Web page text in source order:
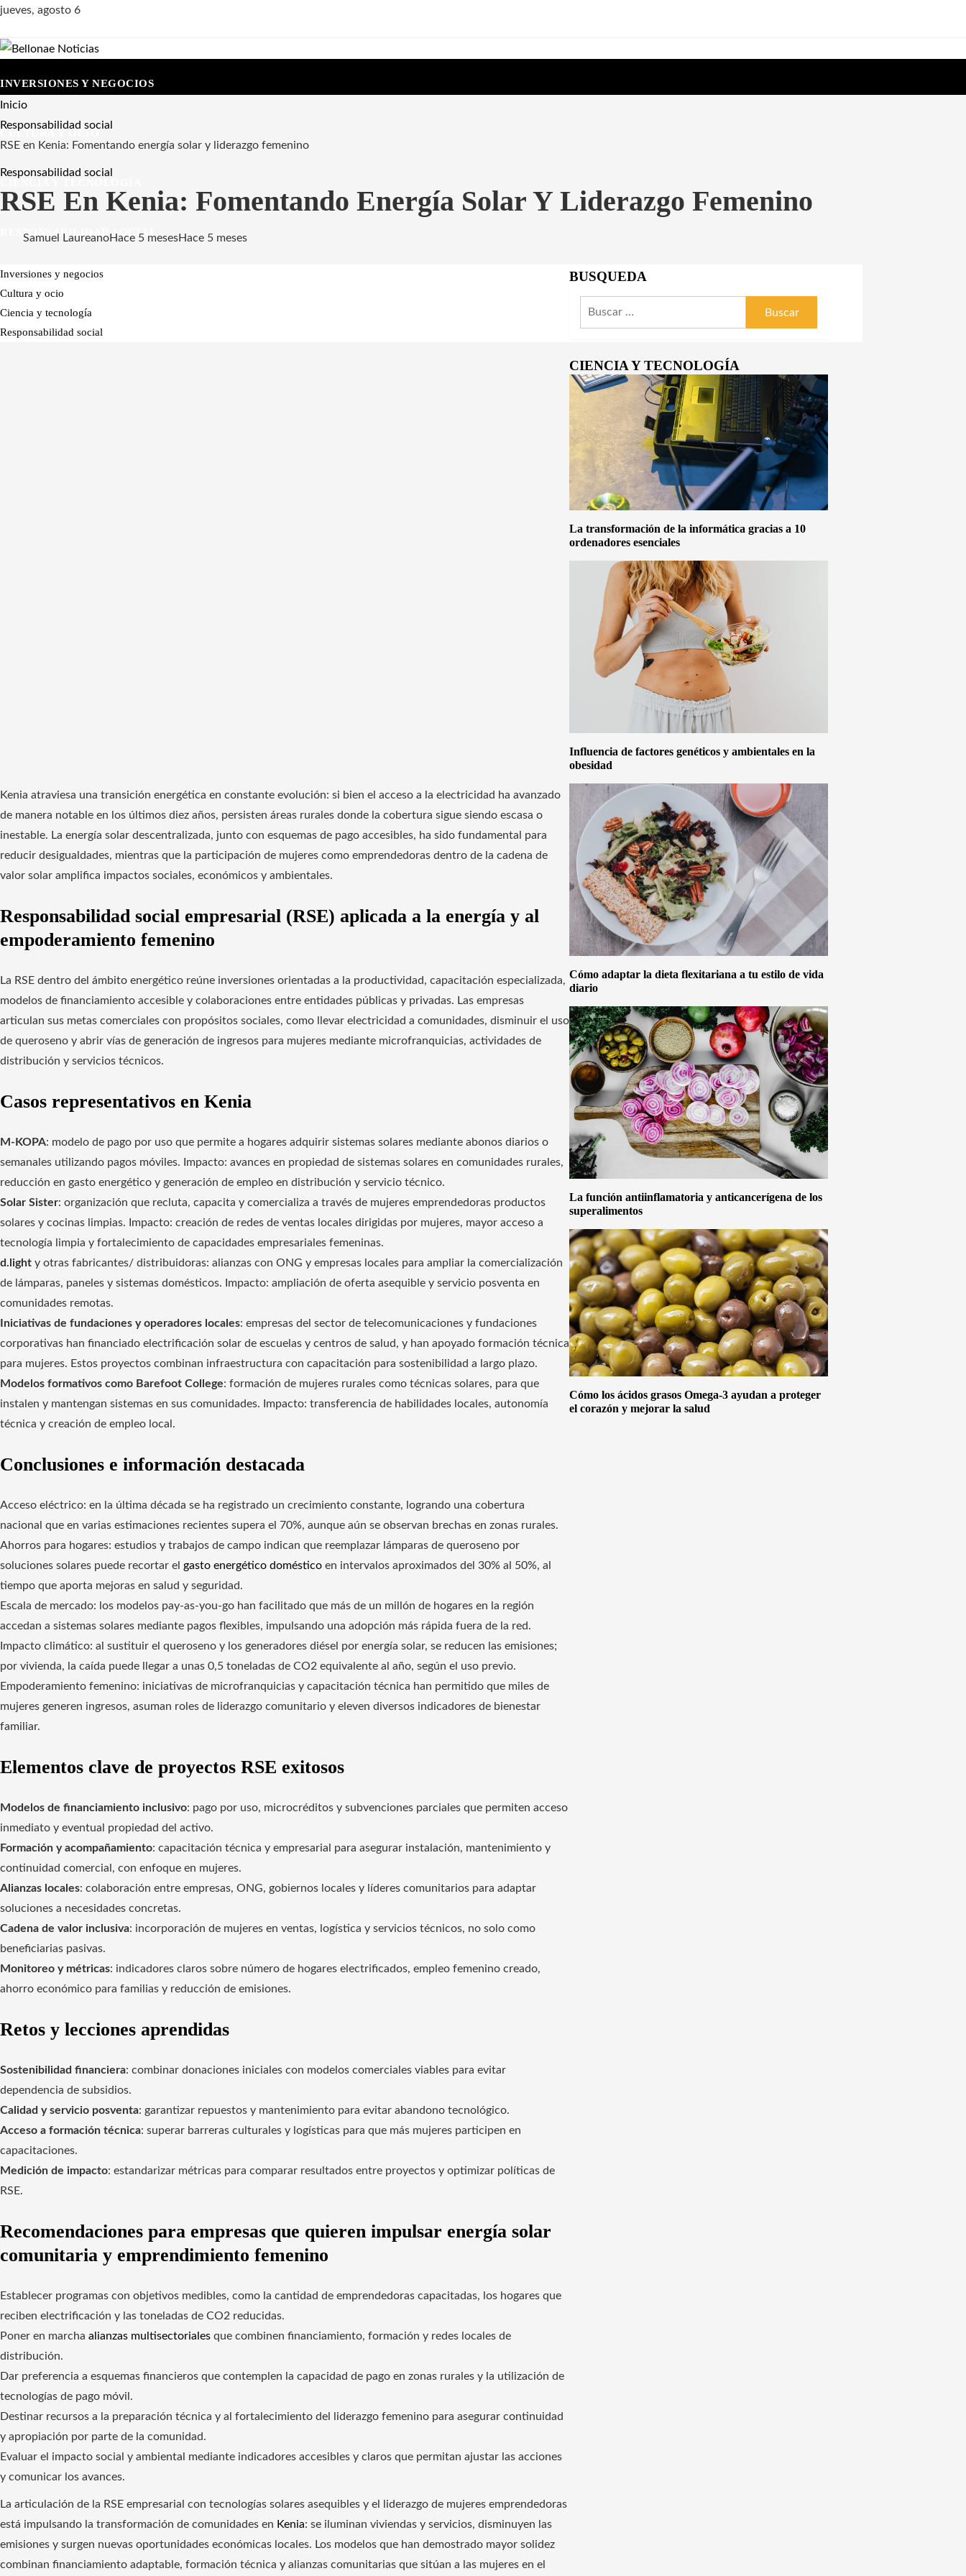
jueves, agosto 6
INVERSIONES Y NEGOCIOS
CULTURA Y OCIO
RESPONSABILIDAD SOCIAL
Inversiones y negocios
Cultura y ocio
Ciencia y tecnología
Responsabilidad social
Inicio
Responsabilidad social
RSE en Kenia: Fomentando energía solar y liderazgo femenino
Responsabilidad social
RSE En Kenia: Fomentando Energía Solar Y Liderazgo Femenino
Samuel LaureanoHace 5 mesesHace 5 meses
Kenia atraviesa una transición energética en constante evolución: si bien el acceso a la electricidad ha avanzado
de manera notable en los últimos diez años, persisten áreas rurales donde la cobertura sigue siendo escasa o
inestable. La energía solar descentralizada, junto con esquemas de pago accesibles, ha sido fundamental para
reducir desigualdades, mientras que la participación de mujeres como emprendedoras dentro de la cadena de
valor solar amplifica impactos sociales, económicos y ambientales.
Responsabilidad social empresarial (RSE) aplicada a la energía y al
empoderamiento femenino
La RSE dentro del ámbito energético reúne inversiones orientadas a la productividad, capacitación especializada,
modelos de financiamiento accesible y colaboraciones entre entidades públicas y privadas. Las empresas
articulan sus metas comerciales con propósitos sociales, como llevar electricidad a comunidades, disminuir el uso
de queroseno y abrir vías de generación de ingresos para mujeres mediante microfranquicias, actividades de
distribución y servicios técnicos.
Casos representativos en Kenia
M-KOPA: modelo de pago por uso que permite a hogares adquirir sistemas solares mediante abonos diarios o
semanales utilizando pagos móviles. Impacto: avances en propiedad de sistemas solares en comunidades rurales,
reducción en gasto energético y generación de empleo en distribución y servicio técnico.
Solar Sister: organización que recluta, capacita y comercializa a través de mujeres emprendedoras productos
solares y cocinas limpias. Impacto: creación de redes de ventas locales dirigidas por mujeres, mayor acceso a
tecnología limpia y fortalecimiento de capacidades empresariales femeninas.
d.light y otras fabricantes/ distribuidoras: alianzas con ONG y empresas locales para ampliar la comercialización
de lámparas, paneles y sistemas domésticos. Impacto: ampliación de oferta asequible y servicio posventa en
comunidades remotas.
Iniciativas de fundaciones y operadores locales: empresas del sector de telecomunicaciones y fundaciones
corporativas han financiado electrificación solar de escuelas y centros de salud, y han apoyado formación técnica
para mujeres. Estos proyectos combinan infraestructura con capacitación para sostenibilidad a largo plazo.
Modelos formativos como Barefoot College: formación de mujeres rurales como técnicas solares, para que
instalen y mantengan sistemas en sus comunidades. Impacto: transferencia de habilidades locales, autonomía
técnica y creación de empleo local.
Conclusiones e información destacada
Acceso eléctrico: en la última década se ha registrado un crecimiento constante, logrando una cobertura
nacional que en varias estimaciones recientes supera el 70%, aunque aún se observan brechas en zonas rurales.
Ahorros para hogares: estudios y trabajos de campo indican que reemplazar lámparas de queroseno por
soluciones solares puede recortar el gasto energético doméstico en intervalos aproximados del 30% al 50%, al
tiempo que aporta mejoras en salud y seguridad.
Escala de mercado: los modelos pay-as-you-go han facilitado que más de un millón de hogares en la región
accedan a sistemas solares mediante pagos flexibles, impulsando una adopción más rápida fuera de la red.
Impacto climático: al sustituir el queroseno y los generadores diésel por energía solar, se reducen las emisiones;
por vivienda, la caída puede llegar a unas 0,5 toneladas de CO2 equivalente al año, según el uso previo.
Empoderamiento femenino: iniciativas de microfranquicias y capacitación técnica han permitido que miles de
mujeres generen ingresos, asuman roles de liderazgo comunitario y eleven diversos indicadores de bienestar
familiar.
Elementos clave de proyectos RSE exitosos
Modelos de financiamiento inclusivo: pago por uso, microcréditos y subvenciones parciales que permiten acceso
inmediato y eventual propiedad del activo.
Formación y acompañamiento: capacitación técnica y empresarial para asegurar instalación, mantenimiento y
continuidad comercial, con enfoque en mujeres.
Alianzas locales: colaboración entre empresas, ONG, gobiernos locales y líderes comunitarios para adaptar
soluciones a necesidades concretas.
Cadena de valor inclusiva: incorporación de mujeres en ventas, logística y servicios técnicos, no solo como
beneficiarias pasivas.
Monitoreo y métricas: indicadores claros sobre número de hogares electrificados, empleo femenino creado,
ahorro económico para familias y reducción de emisiones.
Retos y lecciones aprendidas
Sostenibilidad financiera: combinar donaciones iniciales con modelos comerciales viables para evitar
dependencia de subsidios.
Calidad y servicio posventa: garantizar repuestos y mantenimiento para evitar abandono tecnológico.
Acceso a formación técnica: superar barreras culturales y logísticas para que más mujeres participen en
capacitaciones.
Medición de impacto: estandarizar métricas para comparar resultados entre proyectos y optimizar políticas de
RSE.
Recomendaciones para empresas que quieren impulsar energía solar
comunitaria y emprendimiento femenino
Establecer programas con objetivos medibles, como la cantidad de emprendedoras capacitadas, los hogares que
reciben electrificación y las toneladas de CO2 reducidas.
Poner en marcha alianzas multisectoriales que combinen financiamiento, formación y redes locales de
distribución.
Dar preferencia a esquemas financieros que contemplen la capacidad de pago en zonas rurales y la utilización de
tecnologías de pago móvil.
Destinar recursos a la preparación técnica y al fortalecimiento del liderazgo femenino para asegurar continuidad
y apropiación por parte de la comunidad.
Evaluar el impacto social y ambiental mediante indicadores accesibles y claros que permitan ajustar las acciones
y comunicar los avances.
La articulación de la RSE empresarial con tecnologías solares asequibles y el liderazgo de mujeres emprendedoras
está impulsando la transformación de comunidades en Kenia: se iluminan viviendas y servicios, disminuyen las
emisiones y surgen nuevas oportunidades económicas locales. Los modelos que han demostrado mayor solidez
combinan financiamiento adaptable, formación técnica y alianzas comunitarias que sitúan a las mujeres en el
BUSQUEDA
Buscar:
CIENCIA Y TECNOLOGÍA
La transformación de la informática gracias a 10
ordenadores esenciales
Influencia de factores genéticos y ambientales en la
obesidad
Cómo adaptar la dieta flexitariana a tu estilo de vida
diario
La función antiinflamatoria y anticancerígena de los
superalimentos
Cómo los ácidos grasos Omega-3 ayudan a proteger
el corazón y mejorar la salud